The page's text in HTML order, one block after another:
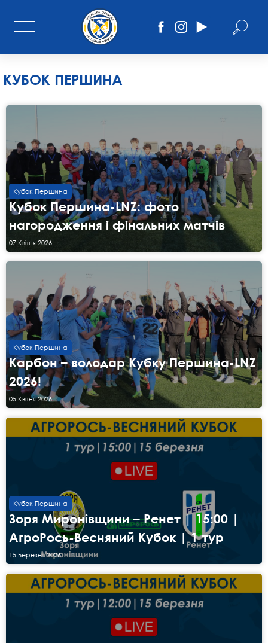
КУБОК ПЕРШИНА
Кубок Першина
Кубок Першина-LNZ: фото
нагородження і фінальних матчів
07 Квітня 2026
Кубок Першина
Карбон – володар Кубку Першина-LNZ
2026!
05 Квітня 2026
Кубок Першина
Зоря Миронівщини – Ренет | 15:00 |
АгроРось-Весняний Кубок | 1 тур
15 Березня 2026